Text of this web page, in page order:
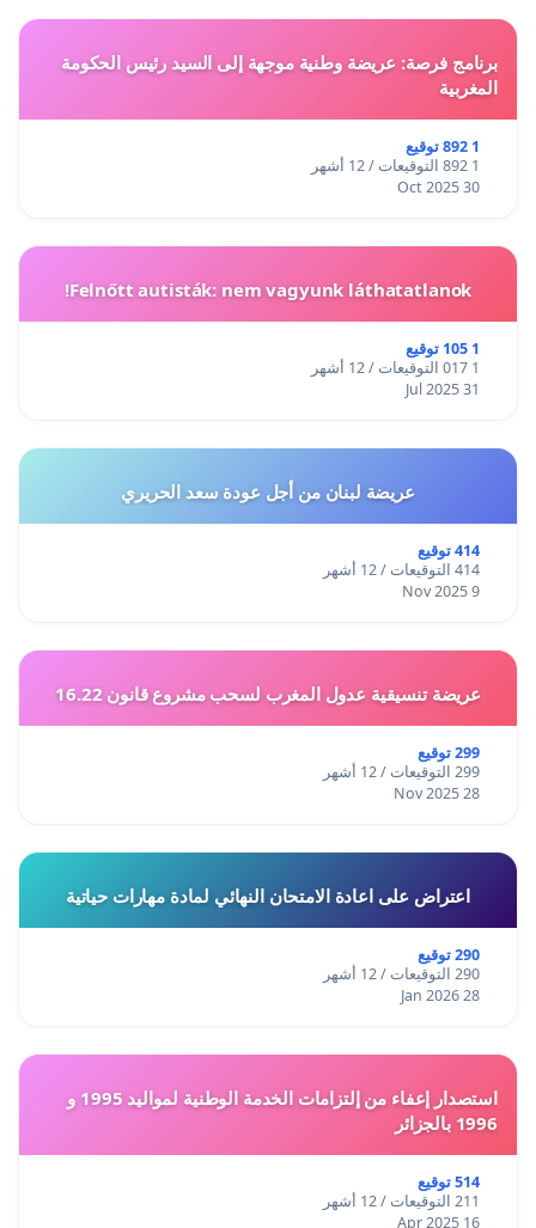
برنامج فرصة: عريضة وطنية موجهة إلى السيد رئيس الحكومة
المغربية
1 892 توقيع
1 892 التوقيعات / 12 أشهر
30 Oct 2025
Felnőtt autisták: nem vagyunk láthatatlanok!
1 105 توقيع
1 017 التوقيعات / 12 أشهر
31 Jul 2025
عريضة لبنان من أجل عودة سعد الحريري
414 توقيع
414 التوقيعات / 12 أشهر
9 Nov 2025
عريضة تنسيقية عدول المغرب لسحب مشروع قانون 16.22
299 توقيع
299 التوقيعات / 12 أشهر
28 Nov 2025
اعتراض على اعادة الامتحان النهائي لمادة مهارات حياتية
290 توقيع
290 التوقيعات / 12 أشهر
28 Jan 2026
استصدار إعفاء من إلتزامات الخدمة الوطنية لمواليد 1995 و
1996 بالجزائر
514 توقيع
211 التوقيعات / 12 أشهر
16 Apr 2025